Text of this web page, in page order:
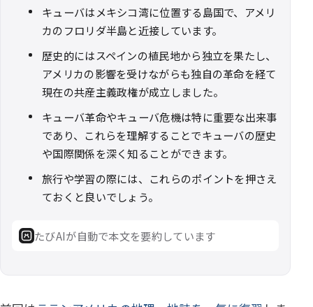
キューバはメキシコ湾に位置する島国で、アメリ
カのフロリダ半島と近接しています。
歴史的にはスペインの植民地から独立を果たし、
アメリカの影響を受けながらも独自の革命を経て
現在の共産主義政権が成立しました。
キューバ革命やキューバ危機は特に重要な出来事
であり、これらを理解することでキューバの歴史
や国際関係を深く知ることができます。
旅行や学習の際には、これらのポイントを押さえ
ておくと良いでしょう。
たびAIが自動で本文を要約しています